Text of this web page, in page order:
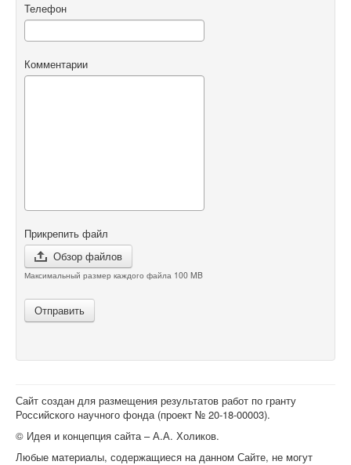
Телефон
Комментарии
Прикрепить файл
Обзор файлов
Максимальный размер каждого файла 100 MB
Отправить
Сайт создан для размещения результатов работ по гранту
Российского научного фонда (проект № 20-18-00003).
© Идея и концепция сайта – А.А. Холиков.
Любые материалы, содержащиеся на данном Сайте, не могут